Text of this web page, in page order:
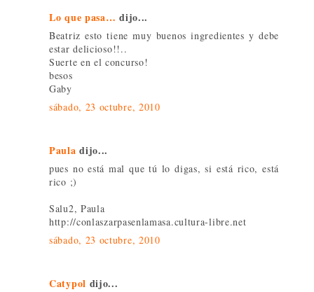
Lo que pasa… dijo...
Beatriz esto tiene muy buenos ingredientes y debe
estar delicioso!!..
Suerte en el concurso!
besos
Gaby
sábado, 23 octubre, 2010
Paula dijo...
pues no está mal que tú lo digas, si está rico, está
rico ;)
Salu2, Paula
http://conlaszarpasenlamasa.cultura-libre.net
sábado, 23 octubre, 2010
Catypol dijo...